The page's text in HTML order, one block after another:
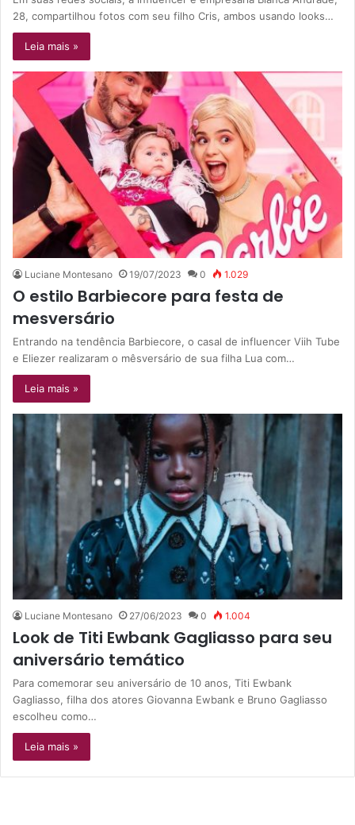
28, compartilhou fotos com seu filho Cris, ambos usando looks…
Leia mais »
Luciane Montesano 19/07/2023 0 1.029
O estilo Barbiecore para festa de
mesversário
Entrando na tendência Barbiecore, o casal de influencer Viih Tube
e Eliezer realizaram o mêsversário de sua filha Lua com…
Leia mais »
Luciane Montesano 27/06/2023 0 1.004
Look de Titi Ewbank Gagliasso para seu
aniversário temático
Para comemorar seu aniversário de 10 anos, Titi Ewbank
Gagliasso, filha dos atores Giovanna Ewbank e Bruno Gagliasso
escolheu como…
Leia mais »